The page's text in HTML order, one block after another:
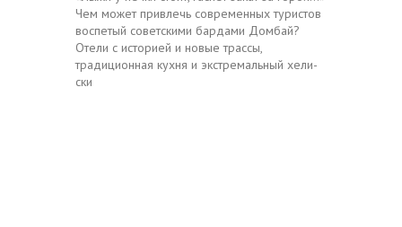
Чем может привлечь современных туристов
воспетый советскими бардами Домбай?
Отели с историей и новые трассы,
традиционная кухня и экстремальный хели-
ски